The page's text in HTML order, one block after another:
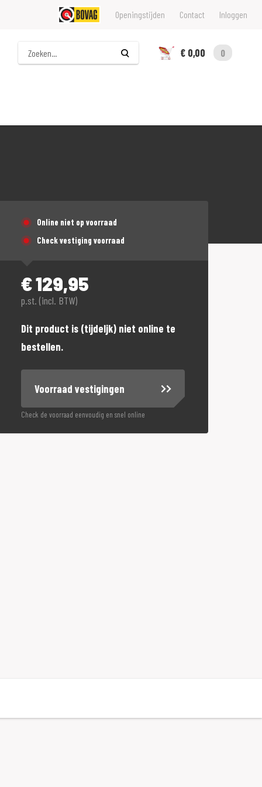
Openingstijden Contact Inloggen
Zoeken
€ 0,00
0
Online niet op voorraad
Check vestiging voorraad
€129,95
p.st. (incl. BTW)
Dit product is (tijdeljk) niet online te
bestellen.
Voorraad vestigingen
Check de voorraad eenvoudig en snel online